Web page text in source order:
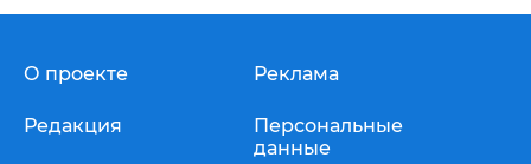
О проекте
Редакция
Реклама
Персональные
данные